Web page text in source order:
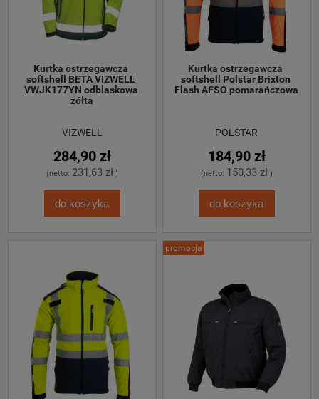
Kurtka ostrzegawcza
softshell BETA VIZWELL
VWJK177YN odblaskowa
żółta
VIZWELL
284,90 zł
(netto: 231,63 zł)
do koszyka
Kurtka ostrzegawcza
softshell Polstar Brixton
Flash AFSO pomarańczowa
POLSTAR
184,90 zł
(netto: 150,33 zł)
do koszyka
promocja